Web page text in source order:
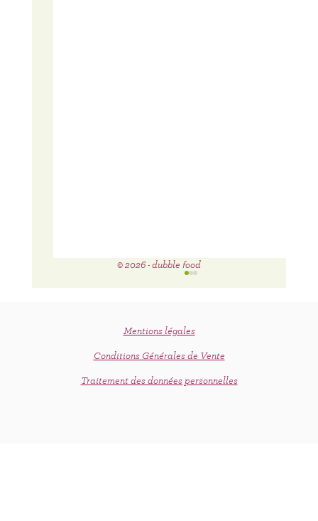
Mentions légales
Conditions Générales de Vente
© 2026 - dubble food
Traitement des données personnelles